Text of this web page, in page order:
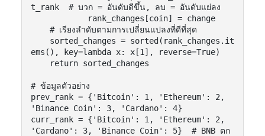
t_rank  # บวก = อันดับดีขึ้น, ลบ = อันดับแย่ลง
ems(), key=lambda x: x[1], reverse=True)
# ข้อมูลตัวอย่าง
prev_rank = {'Bitcoin': 1, 'Ethereum': 2,
'Binance Coin': 3, 'Cardano': 4}
curr_rank = {'Bitcoin': 1, 'Ethereum': 2,
'Cardano': 3, 'Binance Coin': 5}  # BNB ตก